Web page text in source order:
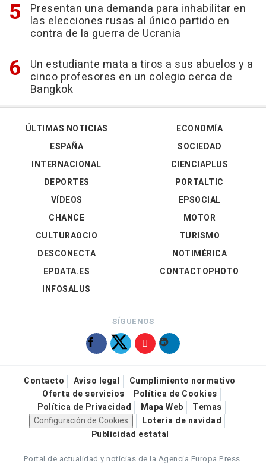
Presentan una demanda para inhabilitar en
las elecciones rusas al único partido en
contra de la guerra de Ucrania
Un estudiante mata a tiros a sus abuelos y a
cinco profesores en un colegio cerca de
Bangkok
ÚLTIMAS NOTICIAS
ESPAÑA
INTERNACIONAL
DEPORTES
VÍDEOS
ECONOMÍA
SOCIEDAD
CIENCIAPLUS
PORTALTIC
EPSOCIAL
CHANCE
CULTURAOCIO
DESCONECTA
EPDATA.ES
INFOSALUS
MOTOR
TURISMO
NOTIMÉRICA
CONTACTOPHOTO
SÍGUENOS
Contacto Aviso legal
Cumplimiento normativo
Oferta de servicios
Política de Cookies
Política de Privacidad
Mapa Web
Temas
Configuración de Cookies
Loteria de navidad
Publicidad estatal
Portal de actualidad y noticias de la Agencia Europa Press.